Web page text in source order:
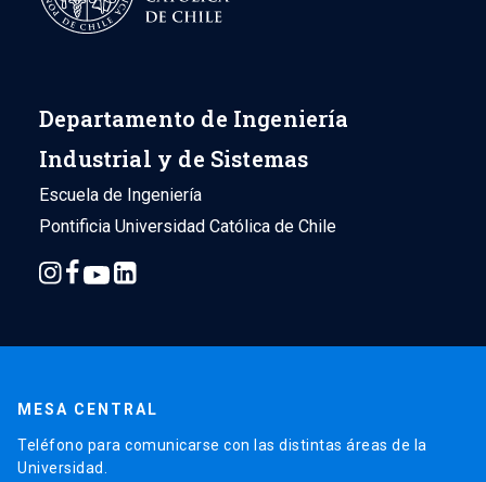
Departamento de Ingeniería
Industrial y de Sistemas
Escuela de Ingeniería
Pontificia Universidad Católica de Chile
MESA CENTRAL
Teléfono para comunicarse con las distintas áreas de la
Universidad.